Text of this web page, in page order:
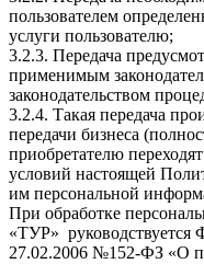
пользователем
услуги пользователю;
3.2.3. Передача
применимым
законодательством
3.2.4. Такая передача
передачи бизнеса
приобретателю
условий настоящей
им персональной
При обработке
«ТУР» руководствуется
27.02.2006 №152-ФЗ «О